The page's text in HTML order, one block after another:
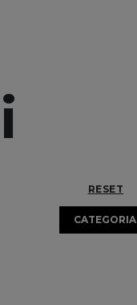
RESET
CATEGORIA